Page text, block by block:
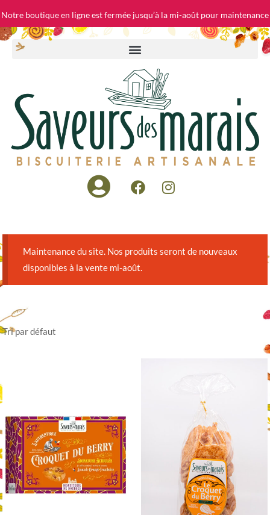
Notre boutique en ligne est fermée jusqu’à la mi-août pour maintenance
Maintenance du site. Nos produits seront de nouveaux
disponibles à la vente mi-août.
Tri par défaut